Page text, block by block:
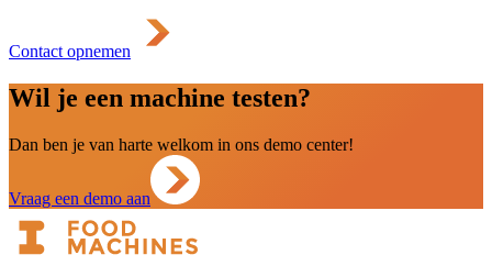
Contact opnemen
Wil je een machine testen?
Dan ben je van harte welkom in ons demo center!
Vraag een demo aan